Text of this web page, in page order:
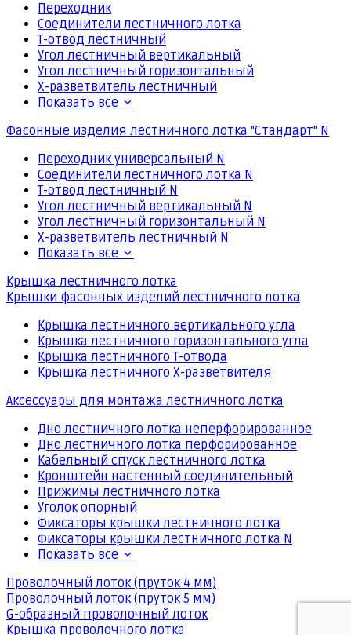
Переходник
Соединители лестничного лотка
Т-отвод лестничный
Угол лестничный вертикальный
Угол лестничный горизонтальный
Х-разветвитель лестничный
Показать все
Фасонные изделия лестничного лотка "Стандарт" N
Переходник универсальный N
Соединители лестничного лотка N
Т-отвод лестничный N
Угол лестничный вертикальный N
Угол лестничный горизонтальный N
Х-разветвитель лестничный N
Показать все
Крышка лестничного лотка
Крышки фасонных изделий лестничного лотка
Крышка лестничного вертикального угла
Крышка лестничного горизонтального угла
Крышка лестничного Т-отвода
Крышка лестничного Х-разветвителя
Аксессуары для монтажа лестничного лотка
Дно лестничного лотка неперфорированное
Дно лестничного лотка перфорированное
Кабельный спуск лестничного лотка
Кронштейн настенный соединительный
Прижимы лестничного лотка
Уголок опорный
Фиксаторы крышки лестничного лотка
Фиксаторы крышки лестничного лотка N
Показать все
Проволочный лоток (пруток 4 мм)
Проволочный лоток (пруток 5 мм)
G-образный проволочный лоток
Крышка проволочного лотка